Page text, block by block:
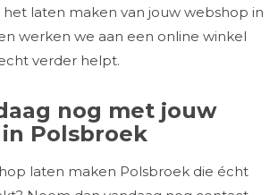
het laten maken van jouw webshop in
werken we aan een online winkel
verder helpt.
nog met jouw
Polsbroek
laten maken Polsbroek die écht